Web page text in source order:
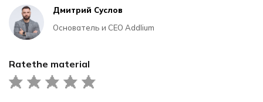
Ratethe material
Дмитрий Суслов
Основатель и CEO Addlium